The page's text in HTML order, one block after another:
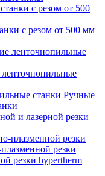
с резом от 500 мм
Ручные
и лазерной резки
резки